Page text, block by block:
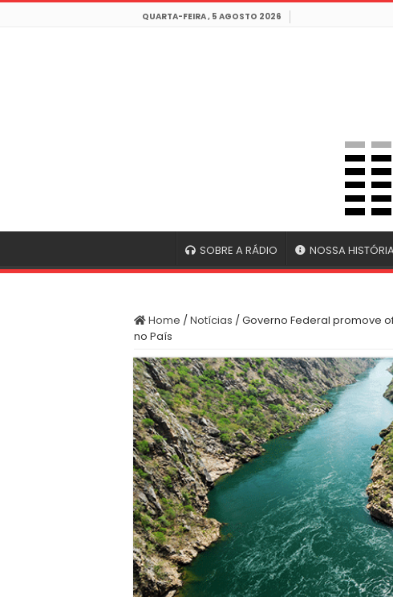
QUARTA-FEIRA , 5 AGOSTO 2026
SOBRE A RÁDIO NOSSA
Home /Notícias /Governo Federal promove
no País